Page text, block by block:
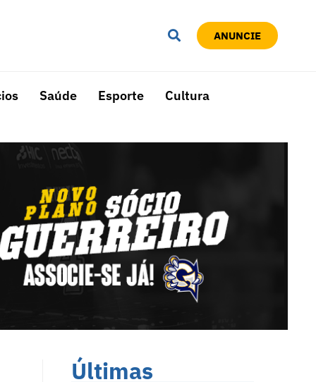
ANUNCIE
Saúde Esporte Cultura
Últimas